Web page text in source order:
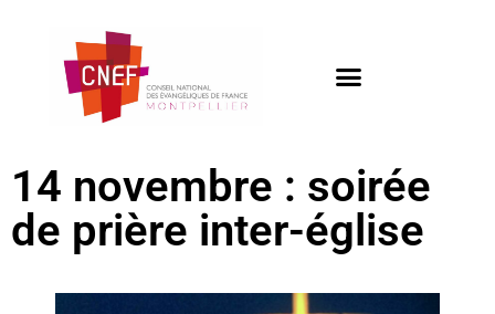
14 novembre : soirée
de prière inter-église